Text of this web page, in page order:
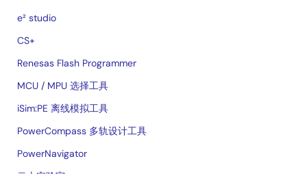
e² studio
CS+
Renesas Flash Programmer
MCU / MPU 选择工具
iSim:PE 离线模拟工具
PowerCompass 多轨设计工具
PowerNavigator